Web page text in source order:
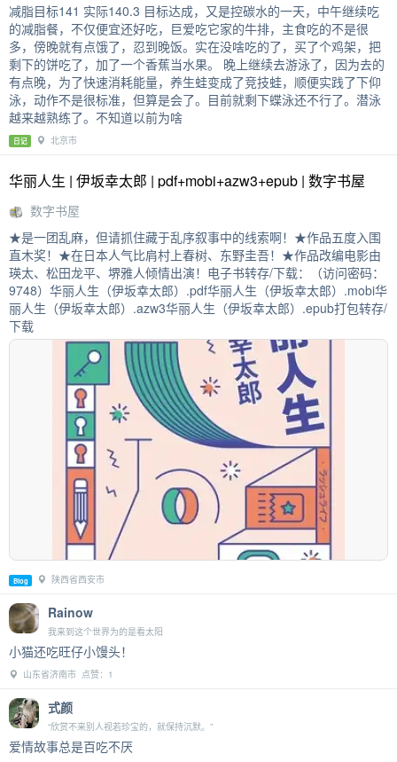
减脂目标141 实际140.3 目标达成，又是控碳水的一天，中午继续吃
的减脂餐，不仅便宜还好吃，巨爱吃它家的牛排，主食吃的不是很
多，傍晚就有点饿了，忍到晚饭。实在没啥吃的了，买了个鸡架，把
剩下的饼吃了，加了一个香蕉当水果。 晚上继续去游泳了，因为去的
有点晚，为了快速消耗能量，养生蛙变成了竞技蛙，顺便实践了下仰
泳，动作不是很标准，但算是会了。目前就剩下蝶泳还不行了。潜泳
越来越熟练了。不知道以前为啥
日记 北京市
华丽人生 | 伊坂幸太郎 | pdf+mobi+azw3+epub | 数字书屋
数字书屋
★是一团乱麻，但请抓住藏于乱序叙事中的线索啊！★作品五度入围
直木奖！★在日本人气比肩村上春树、东野圭吾！★作品改编电影由
瑛太、松田龙平、堺雅人倾情出演！电子书转存/下载：（访问密码：
9748）华丽人生（伊坂幸太郎）.pdf华丽人生（伊坂幸太郎）.mobi华
丽人生（伊坂幸太郎）.azw3华丽人生（伊坂幸太郎）.epub打包转存/
下载
Blog 陕西省西安市
Rainow
我来到这个世界为的是看太阳
小猫还吃旺仔小馒头！
山东省济南市 点赞：1
式颜
“欣赏不来别人视若珍宝的，就保持沉默。”
爱情故事总是百吃不厌